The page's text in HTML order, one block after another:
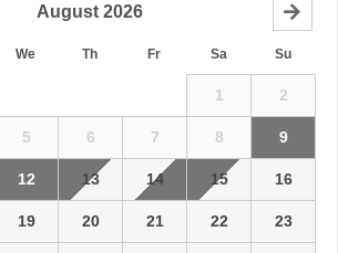
August 2026
We Th Fr Sa Su
1 2
5 6 7 8 9
12 13 14 15 16
19 20 21 22 23